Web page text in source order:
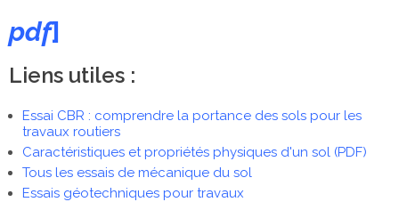
pdf]
Liens utiles :
Essai CBR : comprendre la portance des sols pour les
travaux routiers
Caractéristiques et propriétés physiques d'un sol (PDF)
Tous les essais de mécanique du sol
Essais géotechniques pour travaux